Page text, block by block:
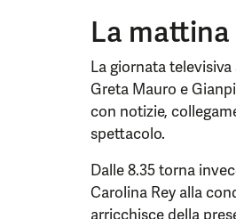
La
La giornata
Greta Mauro e
con notizie,
spettacolo.
Dalle 8.35 torna
Carolina Rey alla
arricchisce della